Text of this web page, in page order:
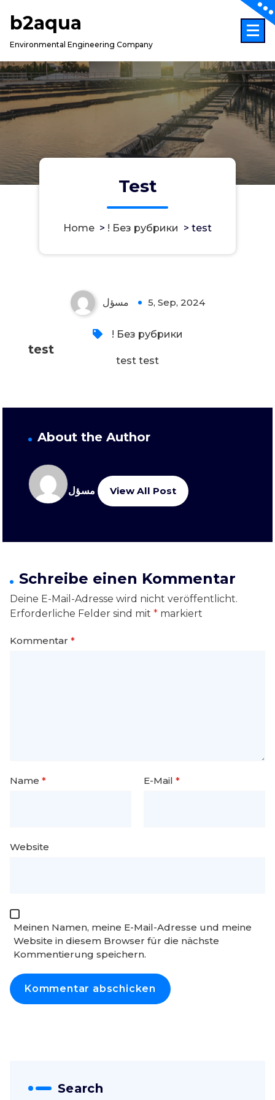
b2aqua
Environmental Engineering Company
Test
Home > ! Без рубрики > test
مسؤل 5, Sep, 2024
! Без рубрики
test
test test
About the Author
مسؤل View All Post
Schreibe einen Kommentar
Deine E-Mail-Adresse wird nicht veröffentlicht.
Erforderliche Felder sind mit * markiert
Kommentar *
Name * E-Mail *
Website
Meinen Namen, meine E-Mail-Adresse und meine
Website in diesem Browser für die nächste
Kommentierung speichern.
Search